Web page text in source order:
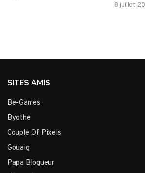
8 juillet
SITES AMIS
Be-Games
Byothe
Couple Of Pixels
Gouaig
Papa Blogueur